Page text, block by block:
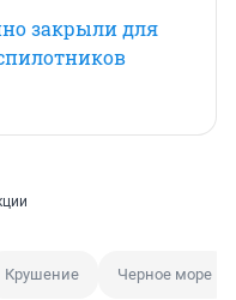
закрыли для
Крушение Черное море